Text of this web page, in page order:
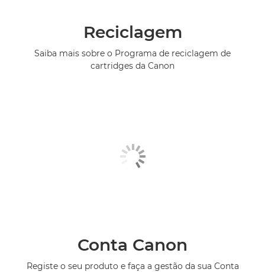
Reciclagem
Saiba mais sobre o Programa de reciclagem de
cartridges da Canon
Conta Canon
Registe o seu produto e faça a gestão da sua Conta